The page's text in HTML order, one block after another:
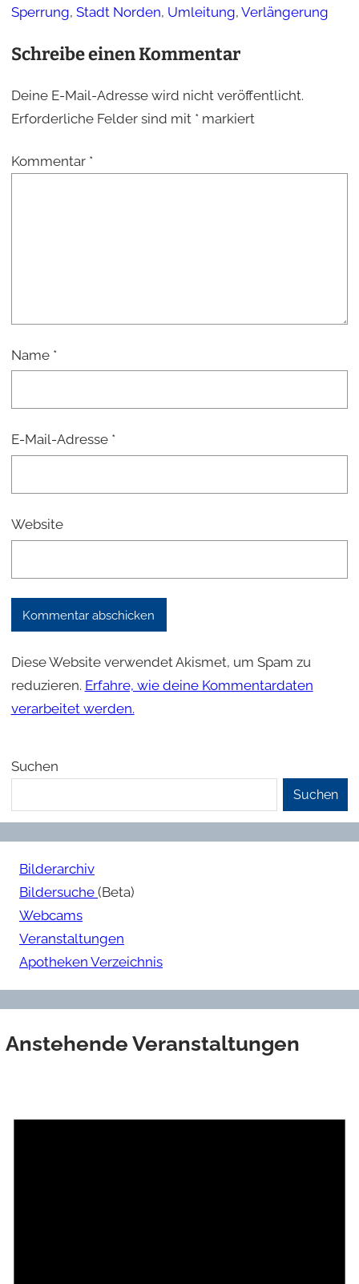
Sperrung, Stadt Norden, Umleitung, Verlängerung
Schreibe einen Kommentar
Deine E-Mail-Adresse wird nicht veröffentlicht.
Erforderliche Felder sind mit *markiert
Kommentar *
Name *
E-Mail-Adresse *
Website
Diese Website verwendet Akismet, um Spam zu
reduzieren. Erfahre, wie deine Kommentardaten
verarbeitet werden.
Suchen
Suchen
Bilderarchiv
Bildersuche (Beta)
Webcams
Veranstaltungen
Apotheken Verzeichnis
Anstehende Veranstaltungen